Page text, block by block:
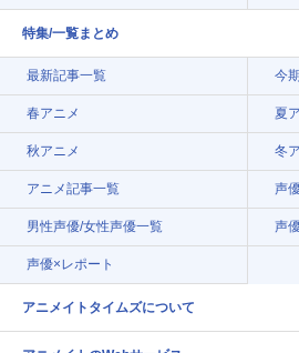
特集/一覧まとめ
最新記事一覧 今
春アニメ 夏
秋アニメ 冬
アニメ記事一覧 声
男性声優/女性声優一覧 声
声優×レポート
アニメイトタイムズについて